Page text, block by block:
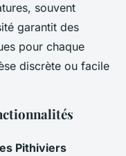
souvent
garantit des
pour chaque
discrète ou facile
Pithiviers